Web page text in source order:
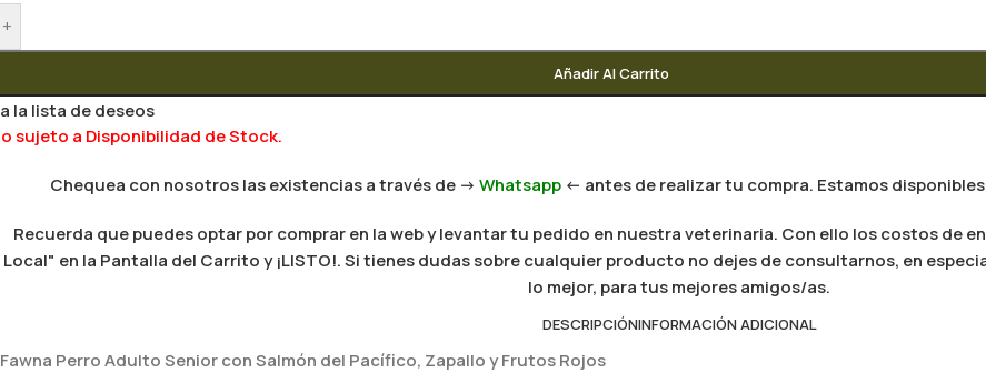
+
Añadir Al Carrito
la lista de deseos
sujeto a Disponibilidad de Stock.
Chequea con nosotros las existencias a través de -> Whatsapp <- antes de realizar tu compra. Estamos
Recuerda que puedes optar por comprar en la web y levantar tu pedido en nuestra veterinaria. Con ello los costos de
Local" en la Pantalla del Carrito y ¡LISTO!. Si tienes dudas sobre cualquier producto no dejes de consultarnos, en
lo mejor, para tus mejores amigos/as.
DESCRIPCIÓNINFORMACIÓN ADICIONAL
Fawna Perro Adulto Senior con Salmón del Pacífico, Zapallo y Frutos Rojos